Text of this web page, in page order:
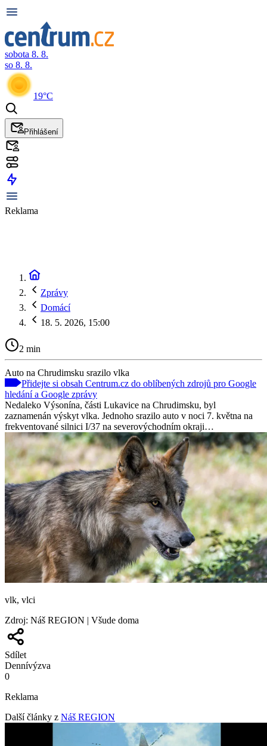
sobota 8. 8.
so 8. 8.
19°C
Přihlášení
Reklama
Zprávy
Domácí
18. 5. 2026, 15:00
2 min
Auto na Chrudimsku srazilo vlka
Přidejte si obsah Centrum.cz do oblíbených zdrojů pro Google
hledání a Google zprávy
Nedaleko Výsonína, části Lukavice na Chrudimsku, byl
zaznamenán výskyt vlka. Jednoho srazilo auto v noci 7. května na
frekventované silnici I/37 na severovýchodním okraji…
vlk, vlci
Zdroj: Náš REGION | Všude doma
Sdílet
Dennívýzva
0
Reklama
Další články z Náš REGION